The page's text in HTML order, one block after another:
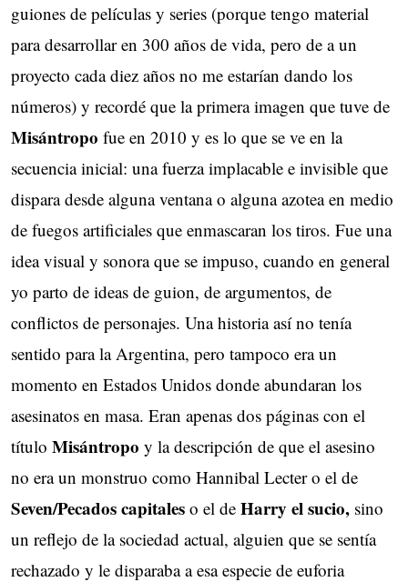
guiones de películas y series (porque tengo material
para desarrollar en 300 años de vida, pero de a un
proyecto cada diez años no me estarían dando los
números) y recordé que la primera imagen que tuve de
Misántropo fue en 2010 y es lo que se ve en la
secuencia inicial: una fuerza implacable e invisible que
dispara desde alguna ventana o alguna azotea en medio
de fuegos artificiales que enmascaran los tiros. Fue una
idea visual y sonora que se impuso, cuando en general
yo parto de ideas de guion, de argumentos, de
conflictos de personajes. Una historia así no tenía
sentido para la Argentina, pero tampoco era un
momento en Estados Unidos donde abundaran los
asesinatos en masa. Eran apenas dos páginas con el
título Misántropo y la descripción de que el asesino
no era un monstruo como Hannibal Lecter o el de
Seven/Pecados capitales o el de Harry el sucio, sino
un reflejo de la sociedad actual, alguien que se sentía
rechazado y le disparaba a esa especie de euforia